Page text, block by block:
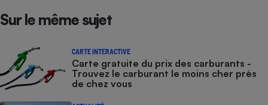
Sur le même sujet
CARTE INTERACTIVE
Carte gratuite du prix des carburants -
Trouvez le carburant le moins cher près
de chez vous